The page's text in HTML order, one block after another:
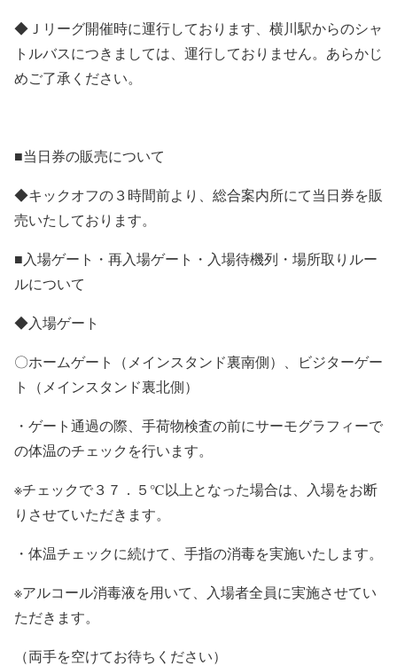
◆Ｊリーグ開催時に運行しております、横川駅からのシャ
トルバスにつきましては、運行しておりません。あらかじ
めご了承ください。
■当日券の販売について
◆キックオフの３時間前より、総合案内所にて当日券を販
売いたしております。
■入場ゲート・再入場ゲート・入場待機列・場所取りルー
ルについて
◆入場ゲート
〇ホームゲート（メインスタンド裏南側）、ビジターゲー
ト（メインスタンド裏北側）
・ゲート通過の際、手荷物検査の前にサーモグラフィーで
の体温のチェックを行います。
※チェックで３７．５℃以上となった場合は、入場をお断
りさせていただきます。
・体温チェックに続けて、手指の消毒を実施いたします。
※アルコール消毒液を用いて、入場者全員に実施させてい
ただきます。
（両手を空けてお待ちください）